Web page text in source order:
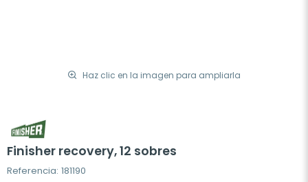
Haz clic en la imagen para ampliarla
Finisher recovery, 12 sobres
Referencia: 181190